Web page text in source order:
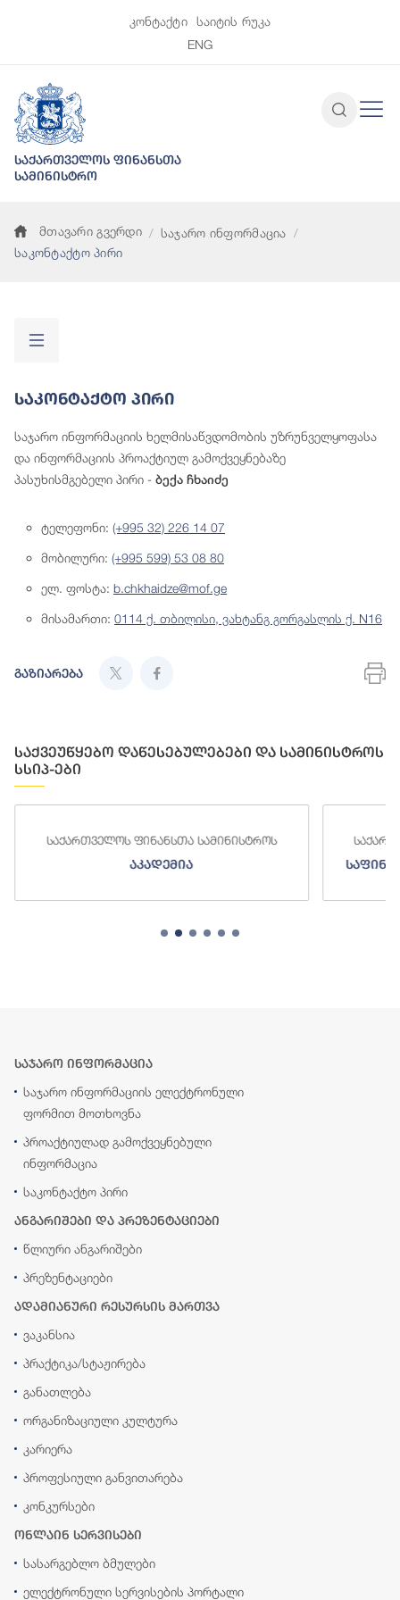
კონტაქტი
საიტის რუკა
ENG
საქართველოს ფინანსთა
სამინისტრო
მთავარი გვერდი
საჯარო ინფორმაცია
საკონტაქტო პირი
Საკონტაქტო Პირი
საჯარო ინფორმაციის ხელმისაწვდომობის უზრუნველყოფასა
და ინფორმაციის პროაქტიულ გამოქვეყნებაზე
პასუხისმგებელი პირი - ბექა ჩხაიძე
ტელეფონი: (+995 32) 226 14 07
მობილური: (+995 599) 53 08 80
ელ. ფოსტა: b.chkhaidze@mof.ge
მისამართი: 0114 ქ. თბილისი, ვახტანგ გორგასლის ქ. N16
გაზიარება
საქვეუწყებო დაწესებულებები და სამინისტროს
სსიპ-ები
საქართველოს ფინანსთა სამინისტროს
აკადემია
საჯარო ინფორმაცია
საჯარო ინფორმაციის ელექტრონული
ფორმით მოთხოვნა
პროაქტიულად გამოქვეყნებული
ინფორმაცია
საკონტაქტო პირი
ანგარიშები და პრეზენტაციები
წლიური ანგარიშები
პრეზენტაციები
ადამიანური რესურსის მართვა
ვაკანსია
პრაქტიკა/სტაჟირება
განათლება
ორგანიზაციული კულტურა
კარიერა
პროფესიული განვითარება
კონკურსები
ონლაინ სერვისები
სასარგებლო ბმულები
ელექტრონული სერვისების პორტალი